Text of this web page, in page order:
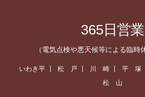
365日営業
（電気点検や悪天候等による臨時
いわき平 松 戸 川 崎 平 塚
松 山